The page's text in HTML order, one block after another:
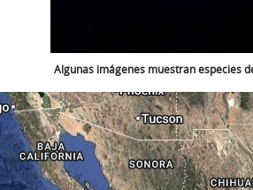
Algunas imágenes muestran especies